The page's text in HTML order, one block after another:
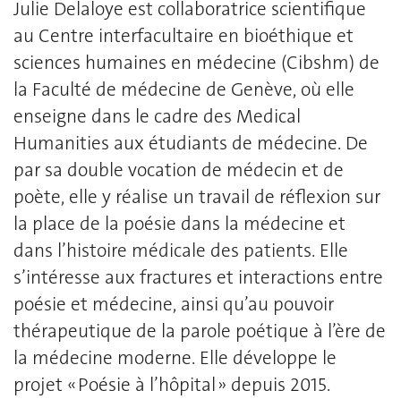
Julie Delaloye est collaboratrice scientifique
au Centre interfacultaire en bioéthique et
sciences humaines en médecine (Cibshm) de
la Faculté de médecine de Genève, où elle
enseigne dans le cadre des Medical
Humanities aux étudiants de médecine. De
par sa double vocation de médecin et de
poète, elle y réalise un travail de réflexion sur
la place de la poésie dans la médecine et
dans l’histoire médicale des patients. Elle
s’intéresse aux fractures et interactions entre
poésie et médecine, ainsi qu’au pouvoir
thérapeutique de la parole poétique à l’ère de
la médecine moderne. Elle développe le
projet « Poésie à l’hôpital » depuis 2015.